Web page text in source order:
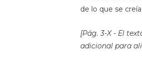
de lo que se
[Pág. 3-X - El
adicional para